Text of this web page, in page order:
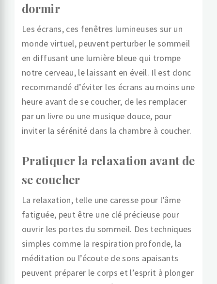
dormir
Les écrans, ces fenêtres lumineuses sur un
monde virtuel, peuvent perturber le sommeil
en diffusant une lumière bleue qui trompe
notre cerveau, le laissant en éveil. Il est donc
recommandé d’éviter les écrans au moins une
heure avant de se coucher, de les remplacer
par un livre ou une musique douce, pour
inviter la sérénité dans la chambre à coucher.
Pratiquer la relaxation avant de
se coucher
La relaxation, telle une caresse pour l’âme
fatiguée, peut être une clé précieuse pour
ouvrir les portes du sommeil. Des techniques
simples comme la respiration profonde, la
méditation ou l’écoute de sons apaisants
peuvent préparer le corps et l’esprit à plonger